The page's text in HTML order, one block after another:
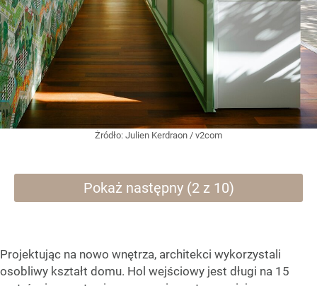
Żródło: Julien Kerdraon / v2com
Pokaż następny (2 z 10)
Projektując na nowo wnętrza, architekci wykorzystali
osobliwy kształt domu. Hol wejściowy jest długi na 15